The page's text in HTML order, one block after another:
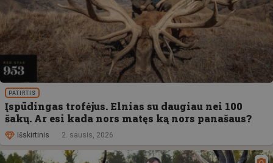
PATIRTIS
Įspūdingas trofėjus. Elnias su daugiau nei 100
šakų. Ar esi kada nors matęs ką nors panašaus?
Išskirtinis 2. sausis, 2026